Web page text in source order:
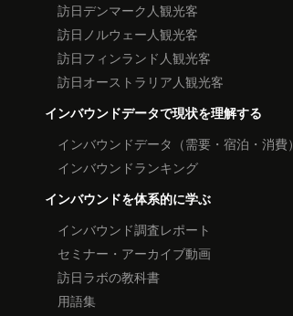
訪日デンマーク人観光客
訪日ノルウェー人観光客
訪日フィンランド人観光客
訪日オーストラリア人観光客
インバウンドデータで現状を理解する
インバウンドデータ（需要・宿泊・消費）
インバウンドランキング
インバウンドを体系的に学ぶ
インバウンド調査レポート
セミナー・アーカイブ動画
訪日ラボの教科書
用語集